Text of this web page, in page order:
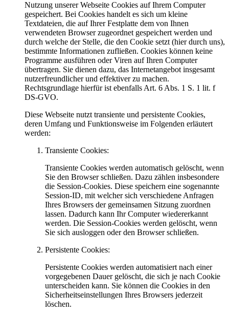
Nutzung unserer Webseite Cookies auf Ihrem Computer
gespeichert. Bei Cookies handelt es sich um kleine
Textdateien, die auf Ihrer Festplatte dem von Ihnen
verwendeten Browser zugeordnet gespeichert werden und
durch welche der Stelle, die den Cookie setzt (hier durch uns),
bestimmte Informationen zufließen. Cookies können keine
Programme ausführen oder Viren auf Ihren Computer
übertragen. Sie dienen dazu, das Internetangebot insgesamt
nutzerfreundlicher und effektiver zu machen.
Rechtsgrundlage hierfür ist ebenfalls Art. 6 Abs. 1 S. 1 lit. f
DS-GVO.
Diese Webseite nutzt transiente und persistente Cookies,
deren Umfang und Funktionsweise im Folgenden erläutert
werden:
Transiente Cookies:
Transiente Cookies werden automatisch gelöscht, wenn
Sie den Browser schließen. Dazu zählen insbesondere
die Session-Cookies. Diese speichern eine sogenannte
Session-ID, mit welcher sich verschiedene Anfragen
Ihres Browsers der gemeinsamen Sitzung zuordnen
lassen. Dadurch kann Ihr Computer wiedererkannt
werden. Die Session-Cookies werden gelöscht, wenn
Sie sich ausloggen oder den Browser schließen.
Persistente Cookies:
Persistente Cookies werden automatisiert nach einer
vorgegebenen Dauer gelöscht, die sich je nach Cookie
unterscheiden kann. Sie können die Cookies in den
Sicherheitseinstellungen Ihres Browsers jederzeit
löschen.